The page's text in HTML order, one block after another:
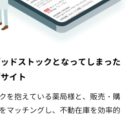
ドストックとなってしまった
イト
を抱えている薬局様と、販売・購
マッチングし、不動在庫を効率的